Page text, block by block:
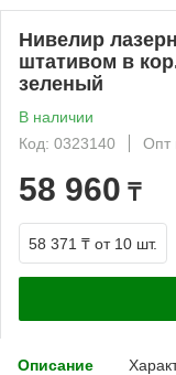
Нивелир
штативом в
зеленый
В наличии
Код: 0323140
Опт
58 960 ₸
58 371 ₸ от 10 шт.
Описание